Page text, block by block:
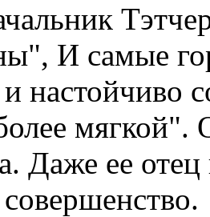
И самые
настойчиво
Даже ее